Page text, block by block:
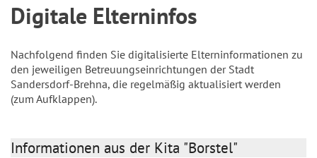
Digitale Elterninfos
Nachfolgend finden Sie digitalisierte Elterninformationen zu
den jeweiligen Betreuungseinrichtungen der Stadt
Sandersdorf-Brehna, die regelmäßig aktualisiert werden
(zum Aufklappen).
Informationen aus der Kita "Borstel"